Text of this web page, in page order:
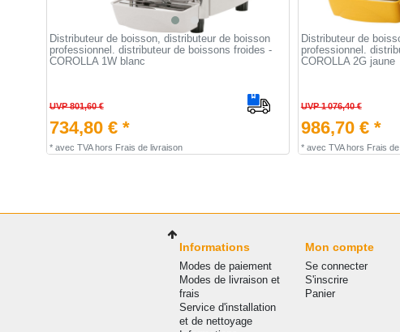
Distributeur de boisson, distributeur de boisson
professionnel. distributeur de boissons froides -
COROLLA 1W blanc
UVP 801,60 €
734,80 € *
* avec TVAhors Frais de livraison
Distributeur de
professionnel.
COROLLA 2G jaune
UVP 1 076,40 €
986,70 € *
* avec TVAhors Frais
Informations
Modes de paiement
Modes de livraison et
frais
Service d'installation
et de nettoyage
Mon compte
Se connecter
S'inscrire
Panier